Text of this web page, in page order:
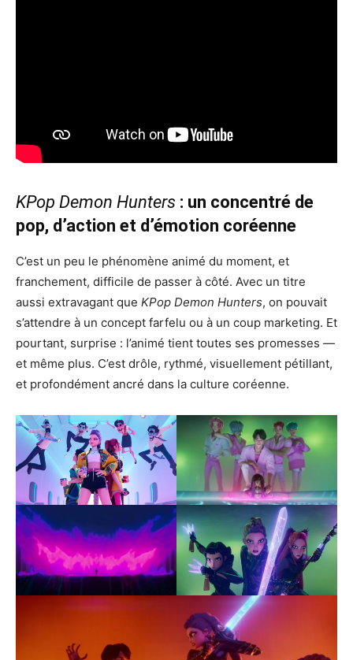
KPop Demon Hunters : un concentré de
pop, d’action et d’émotion coréenne
C’est un peu le phénomène animé du moment, et
franchement, difficile de passer à côté. Avec un titre
aussi extravagant que KPop Demon Hunters, on pouvait
s’attendre à un concept farfelu ou à un coup marketing. Et
pourtant, surprise : l’animé tient toutes ses promesses —
et même plus. C’est drôle, rythmé, visuellement pétillant,
et profondément ancré dans la culture coréenne.